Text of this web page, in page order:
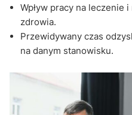
Wpływ pracy na leczenie
zdrowia.
Przewidywany czas
na danym stanowisku.